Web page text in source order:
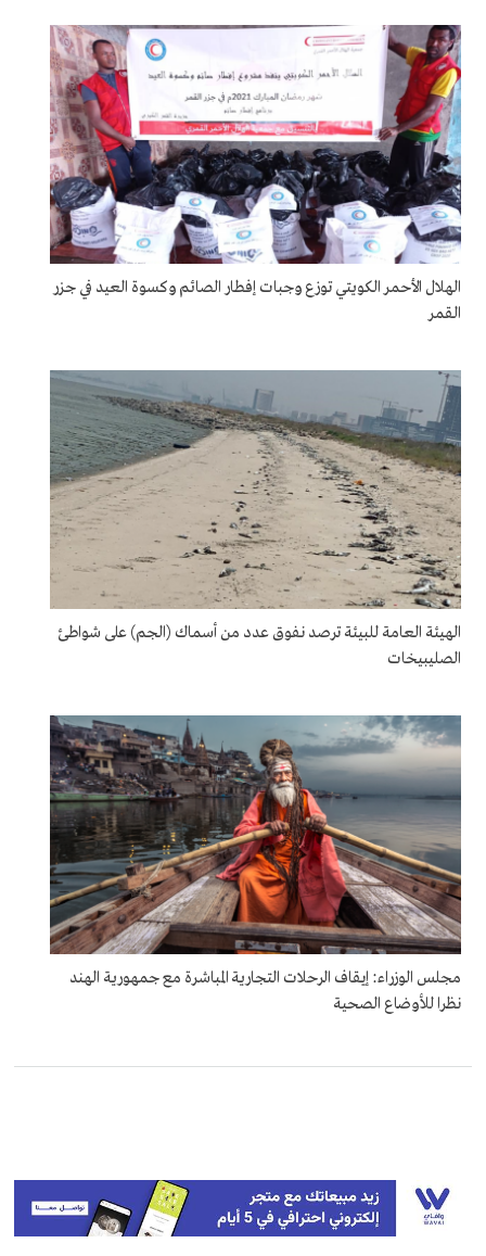
الهلال الأحمر الكويتي توزع وجبات إفطار الصائم وكسوة العيد في جزر
القمر
الهيئة العامة للبيئة ترصد نفوق عدد من أسماك (الجم) على شواطئ
الصليبيخات
مجلس الوزراء: إيقاف الرحلات التجارية المباشرة مع جمهورية الهند
نظرا للأوضاع الصحية